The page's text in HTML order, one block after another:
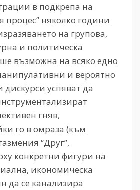
в подкрепа на
процес” няколко години
на групова,
и политическа
възможна на всяко едно
и вероятно
дискурси успяват да
гняв,
го в омраза (към
“Друг”,
конкретни фигури на
икономическа
да се канализира